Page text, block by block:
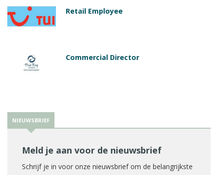
Retail Employee
Commercial Director
NIEUWSBRIEF
Meld je aan voor de nieuwsbrief
Schrijf je in voor onze nieuwsbrief om de belangrijkste